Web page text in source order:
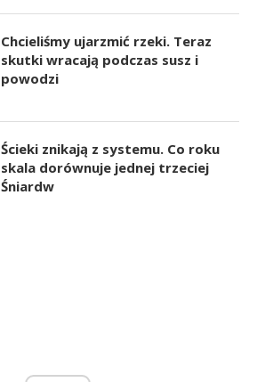
Chcieliśmy ujarzmić rzeki. Teraz
skutki wracają podczas susz i
powodzi
Ścieki znikają z systemu. Co roku
skala dorównuje jednej trzeciej
Śniardw